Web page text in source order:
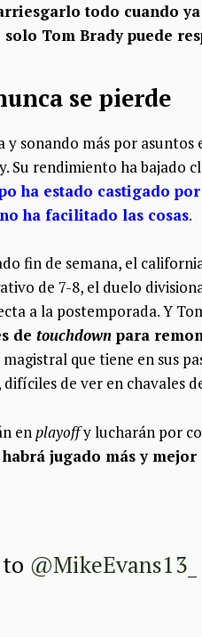
todo cuando
Tom Brady puede
se pierde
y sonando más por
Su rendimiento ha bajado
ha estado castigado
ha facilitado las cosas.
fin de semana, el
de 7-8, el duelo
a la postemporada. Y
de touchdown para
que tiene en sus
difíciles de ver en chavales
en playoffy lucharán por
jugado más y
@MikeEvans13_